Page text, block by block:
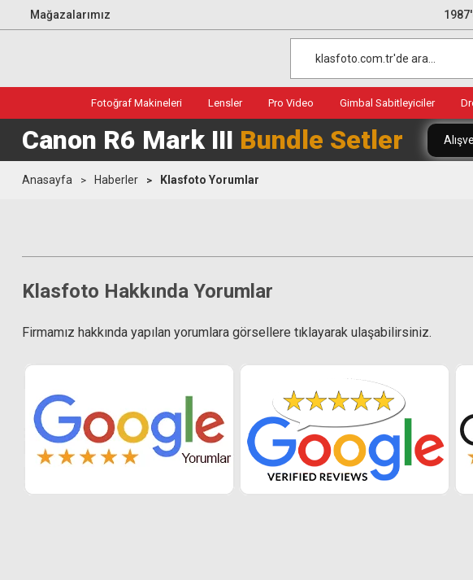
Mağazalarımız
Fotoğraf Makineleri Lensler Pro Video Gimbal Sabitleyiciler
Canon R6 Mark III Bundle Setler
Anasayfa Haberler Klasfoto Yorumlar
Klasfoto Hakkında Yorumlar
Firmamız hakkında yapılan yorumlara görsellere tıklayarak ulaşabilirsiniz.